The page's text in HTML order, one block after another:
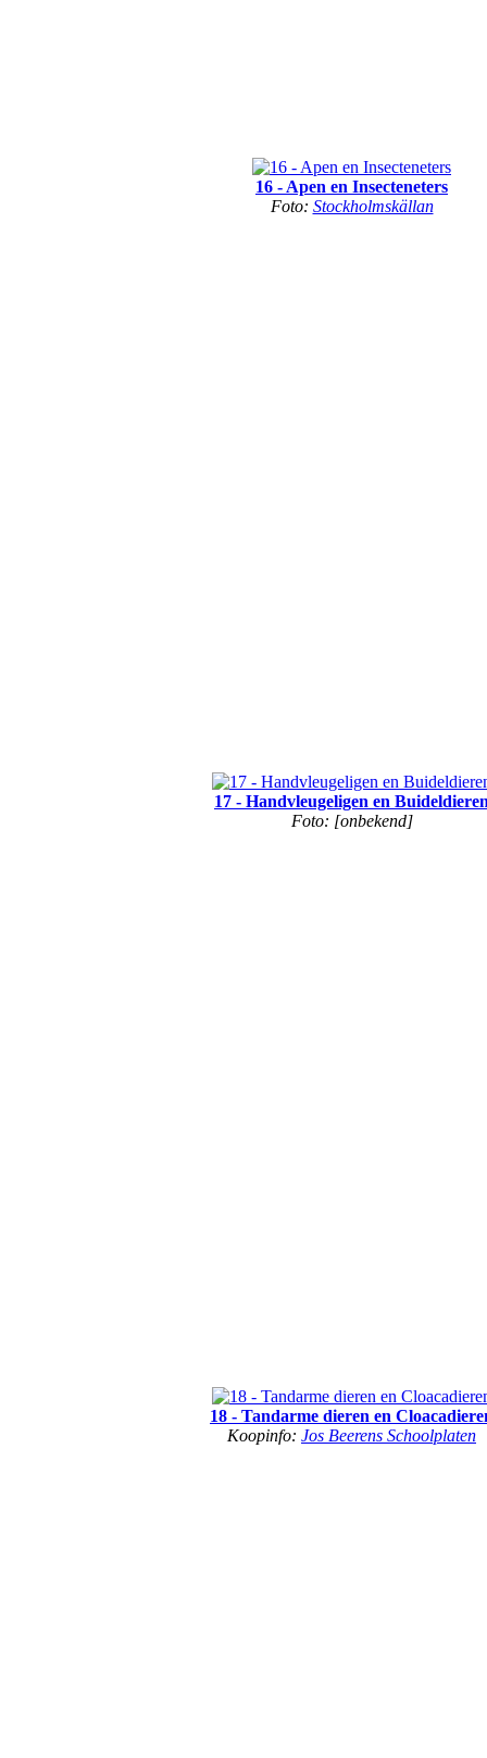
16 - Apen en Insecteneters
Foto: Stockholmskällan
17 - Handvleugeligen en
Foto: [onbekend]
18 - Tandarme dieren en
Koopinfo: Jos Beerens Schoolplaten